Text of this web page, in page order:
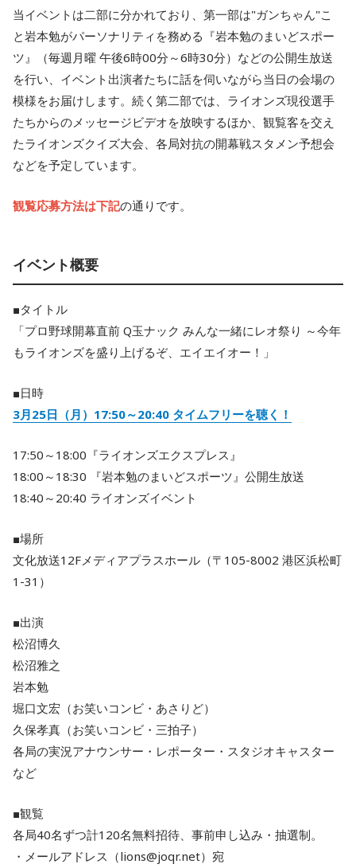
当イベントは二部に分かれており、第一部は"ガンちゃん"こ
と岩本勉がパーソナリティを務める『岩本勉のまいどスポー
ツ』（毎週月曜 午後6時00分～6時30分）などの公開生放送
を行い、イベント出演者たちに話を伺いながら当日の会場の
模様をお届けします。続く第二部では、ライオンズ現役選手
たちからのメッセージビデオを放映するほか、観覧客を交え
たライオンズクイズ大会、各局対抗の開幕戦スタメン予想会
などを予定しています。
観覧応募方法は下記の通りです。
イベント概要
■タイトル
「プロ野球開幕直前 Q玉ナック みんな一緒にレオ祭り ～今年
もライオンズを盛り上げるぞ、エイエイオー！」
■日時
3月25日（月）17:50～20:40 タイムフリーを聴く！
17:50～18:00『ライオンズエクスプレス』
18:00～18:30 『岩本勉のまいどスポーツ』公開生放送
18:40～20:40 ライオンズイベント
■場所
文化放送12Fメディアプラスホール（〒105-8002 港区浜松町
1-31）
■出演
松沼博久
松沼雅之
岩本勉
堀口文宏（お笑いコンビ・あさりど）
久保孝真（お笑いコンビ・三拍子）
各局の実況アナウンサー・レポーター・スタジオキャスター
など
■観覧
各局40名ずつ計120名無料招待、事前申し込み・抽選制。
・メールアドレス（lions@joqr.net）宛